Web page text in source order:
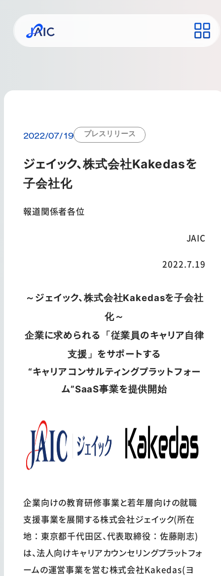
2022/07/19 プレスリリース
ジェイック、株式会社Kakedasを
子会社化
報道関係者各位
JAIC
2022.7.19
～ジェイック、株式会社Kakedasを子会社
化～
企業に求められる「従業員のキャリア自律
支援」をサポートする
“キャリアコンサルティングプラットフォー
ム”SaaS事業を提供開始
企業向けの教育研修事業と若年層向けの就職
支援事業を展開する株式会社ジェイック(所在
地：東京都千代田区、代表取締役：佐藤剛志)
は、法人向けキャリアカウンセリングプラットフォ
ームの運営事業を営む株式会社Kakedas(ヨ